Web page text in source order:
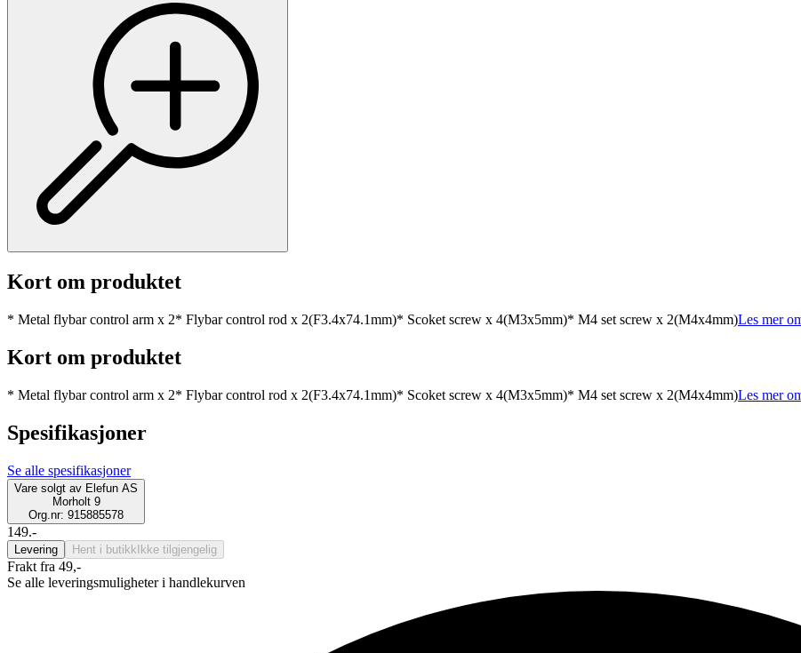
Kort om produktet
* Metal flybar control arm x 2* Flybar control rod x 2(F3.4x74.1mm)* Scoket screw x 4(M3x5mm)* M4 set screw x 2(M4x4mm)Les mer
Kort om produktet
* Metal flybar control arm x 2* Flybar control rod x 2(F3.4x74.1mm)* Scoket screw x 4(M3x5mm)* M4 set screw x 2(M4x4mm)Les mer
Spesifikasjoner
Se alle spesifikasjoner
Vare solgt av Elefun AS
Morholt 9
Org.nr: 915885578
149.-
Levering Hent i butikk Ikke tilgjengelig
Frakt fra 49,-
Se alle leveringsmuligheter i handlekurven